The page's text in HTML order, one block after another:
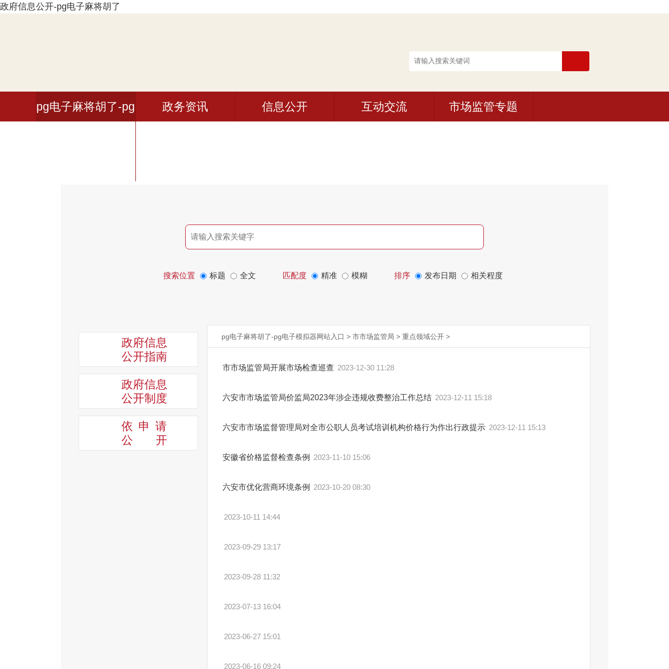
政府信息公开-pg电子麻将胡了
pg电子麻将胡了-pg 政务资讯 信息公开 互动交流 市场监管专题
搜索位置 标题 全文 匹配度 精准 模糊 排序 发布日期 相关程度
政府信息
公开指南
政府信息
公开制度
依申请
公
开
pg电子麻将胡了-pg电子模拟器网站入口 > 市市场监管局 > 重点领域公开 >
市市场监管局开展市场检查巡查 2023-12-30 11:28
六安市市场监管局价监局2023年涉企违规收费整治工作总结 2023-12-11 15:18
六安市市场监督管理局对全市公职人员考试培训机构价格行为作出行政提示 2023-12-11 15:13
安徽省价格监督检查条例 2023-11-10 15:06
六安市优化营商环境条例 2023-10-20 08:30
2023-10-11 14:44
2023-09-29 13:17
2023-09-28 11:32
2023-07-13 16:04
2023-06-27 15:01
2023-06-16 09:24